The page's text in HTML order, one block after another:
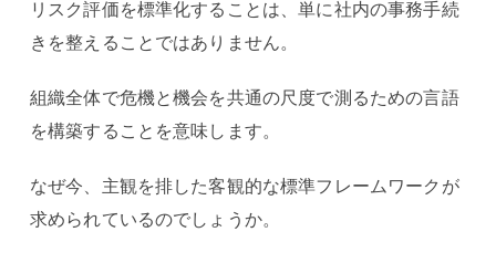
リスク評価を標準化することは、単に社内の事務手続
きを整えることではありません。
組織全体で危機と機会を共通の尺度で測るための言語
を構築することを意味します。
なぜ今、主観を排した客観的な標準フレームワークが
求められているのでしょうか。